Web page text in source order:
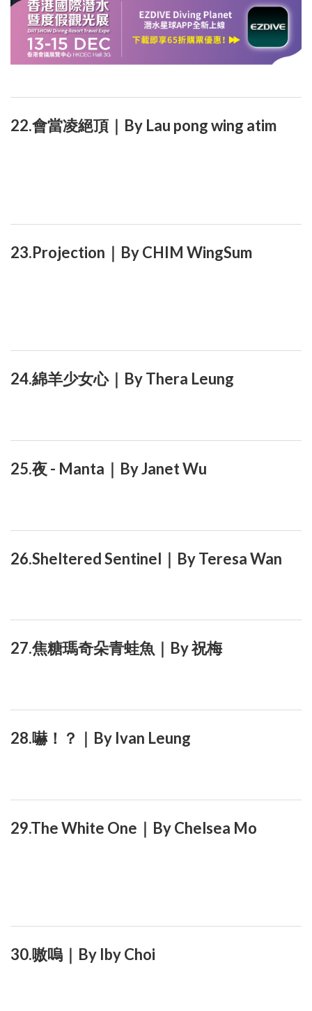
22.會當凌絕頂｜By Lau pong wing atim
23.Projection｜By CHIM WingSum
24.綿羊少女心｜By Thera Leung
25.夜 - Manta｜By Janet Wu
26.Sheltered Sentinel｜By Teresa Wan
27.焦糖瑪奇朵青蛙魚｜By 祝梅
28.嚇！？｜By Ivan Leung
29.The White One｜By Chelsea Mo
30.嗷嗚｜By Iby Choi